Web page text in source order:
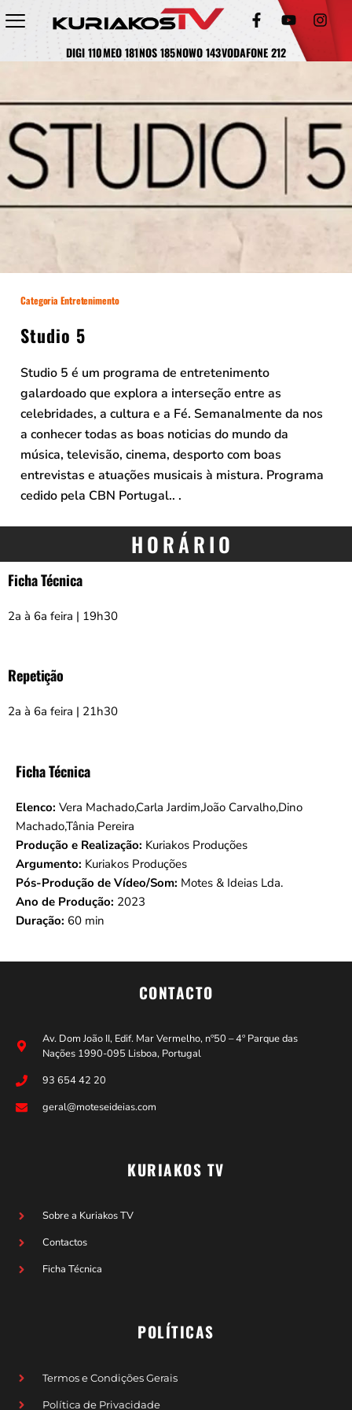
DIGI 110MEO 181NOS 185NOWO 143VODAFONE 212
Categoria Entretenimento
Studio 5
Studio 5 é um programa de entretenimento
galardoado que explora a interseção entre as
celebridades, a cultura e a Fé. Semanalmente da nos
a conhecer todas as boas noticias do mundo da
música, televisão, cinema, desporto com boas
entrevistas e atuações musicais à mistura. Programa
cedido pela CBN Portugal.. .
HORÁRIO
Ficha Técnica
2a à 6a feira | 19h30
Repetição
2a à 6a feira | 21h30
Ficha Técnica
Elenco: Vera Machado,Carla Jardim,João Carvalho,Dino
Machado,Tânia Pereira
Produção e Realização: Kuriakos Produções
Argumento: Kuriakos Produções
Pós-Produção de Vídeo/Som: Motes & Ideias Lda.
Ano de Produção: 2023
Duração: 60 min
CONTACTO
Av. Dom João II, Edif. Mar Vermelho, nº50 – 4º Parque das
Nações 1990-095 Lisboa, Portugal
93 654 42 20
geral@moteseideias.com
KURIAKOS TV
Sobre a Kuriakos TV
Contactos
Ficha Técnica
POLÍTICAS
Termos e Condições Gerais
Política de Privacidade